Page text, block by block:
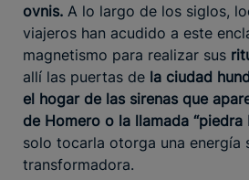
ovnis. A lo largo de los siglos,
viajeros han acudido a este
magnetismo para realizar sus
allí las puertas de la ciudad
el hogar de las sirenas que
de Homero o la llamada “piedra
solo tocarla otorga una energía
transformadora.